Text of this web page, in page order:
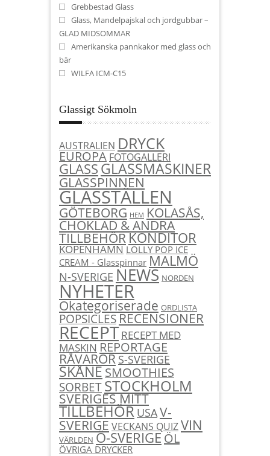
Grebbestad Glass
Glass, Mandelpajskal och jordgubbar –
GLAD MIDSOMMAR
Amerikanska pannkakor med glass och
bär
WILFA ICM-C15
Glassigt Sökmoln
AUSTRALIEN DRYCK
EUROPA FOTOGALLERI
GLASSGLASSMASKINER
GLASSPINNEN
GLASSTÄLLEN
GÖTEBORG HEM KOLASÅS,
CHOKLAD & ANDRA
TILLBEHÖRKONDITOR
KÖPENHAMN LOLLY POP ICE
CREAM - Glasspinnar MALMÖ
N-SVERIGE NEWS NORDEN
NYHETER
Okategoriserade ORDLISTA
POPSICLESRECENSIONER
RECEPT RECEPT MED
MASKIN REPORTAGE
RÅVARORS-SVERIGE
SKÅNESMOOTHIES
SORBETSTOCKHOLM
SVERIGES MITT
TILLBEHÖR USAV-
SVERIGEVECKANS QUIZVIN
VÄRLDEN Ö-SVERIGEÖL
ÖVRIGA DRYCKER